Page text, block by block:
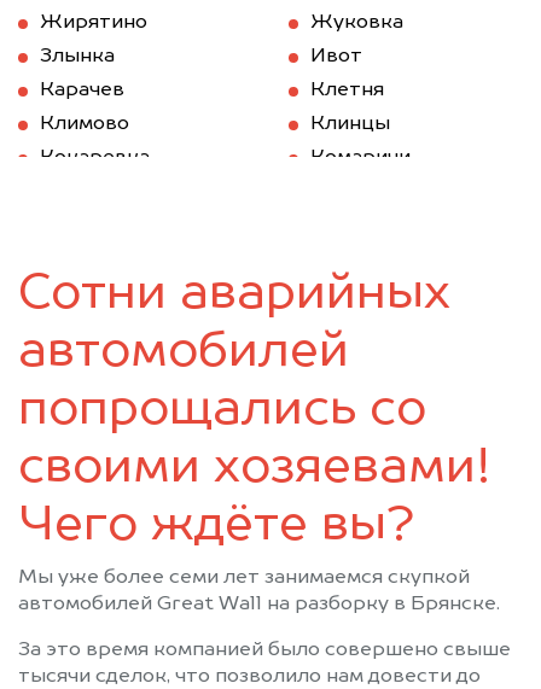
Жирятино
Жуковка
Злынка
Ивот
Карачев
Клетня
Климово
Клинцы
Кокаревка
Комаричи
Почеп
Ржаница
Севск
Стародуб
Суземка
Сураж
Трубчевск
Унеча
Сотни аварийных
автомобилей
попрощались со
своими хозяевами!
Чего ждёте вы?
Мы уже более семи лет занимаемся скупкой
автомобилей Great Wall на разборку в Брянске.
За это время компанией было совершено свыше
тысячи сделок, что позволило нам довести до